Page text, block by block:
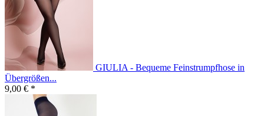
GIULIA - Bequeme Feinstrumpfhose in
Übergrößen...
9,00 € *